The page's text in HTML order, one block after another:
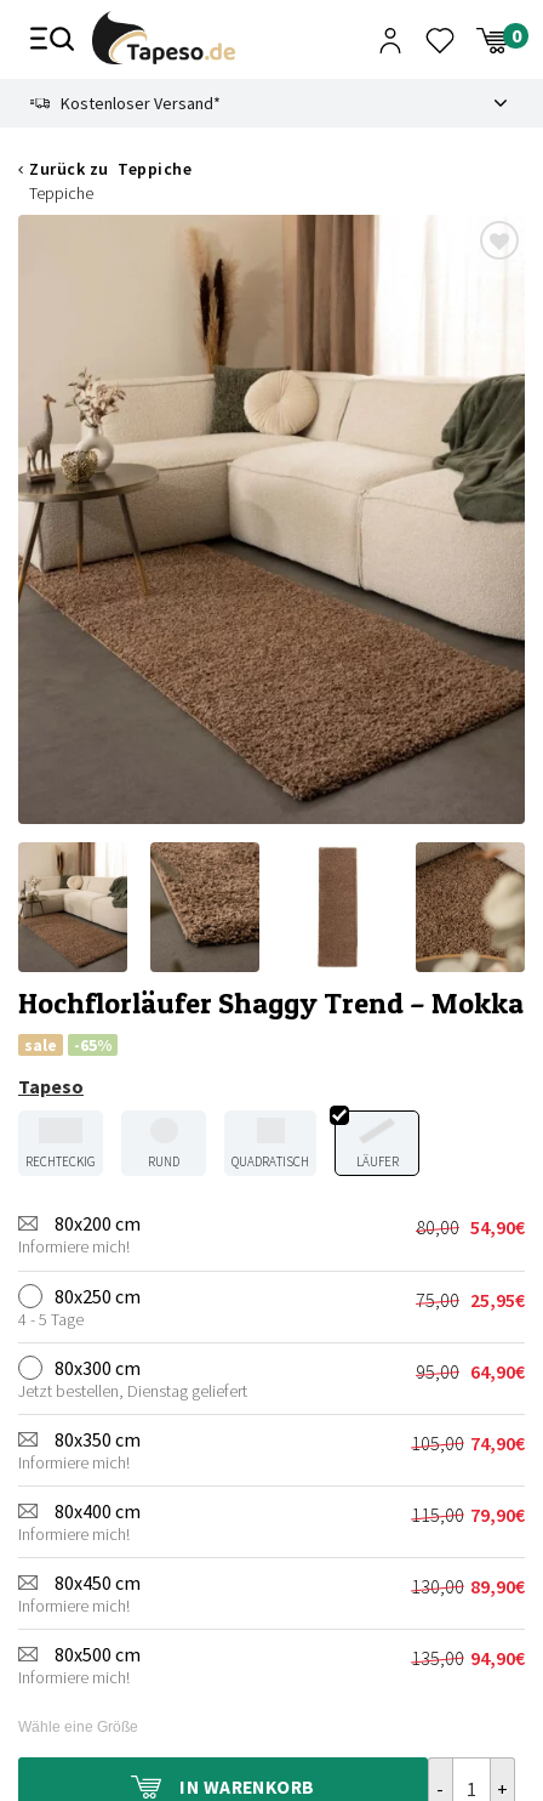
Zusammenbruch
Kostenloser Versand*
Zurück zu Teppiche
Teppiche
Hochflorläufer Shaggy Trend – Mokka
sale -65%
Tapeso
RECHTECKIG RUND QUADRATISCH LÄUFER
80x200 cm
Informiere mich!
80,00
Preis
war:
80,00€
54,90€
Aktueller
Preis
ist:
54,90€.
80x250 cm
4 - 5 Tage
75,00
Preis
war:
75,00€
25,95€
Aktueller
Preis
ist:
25,95€.
80x300 cm
Jetzt bestellen, Dienstag geliefert
95,00
Preis
war:
95,00€
64,90€
Aktueller
Preis
ist:
64,90€.
80x350 cm
Informiere mich!
105,00
Preis
war:
105,00€
74,90€
Aktueller
Preis
ist:
74,90€.
80x400 cm
Informiere mich!
115,00
Preis
war:
115,00€
79,90€
Aktueller
Preis
ist:
79,90€.
80x450 cm
Informiere mich!
130,00
Preis
war:
130,00€
89,90€
Aktueller
Preis
ist:
89,90€.
80x500 cm
Informiere mich!
135,00 94,90€
Aktueller
Wähle eine Größe
IN WARENKORB